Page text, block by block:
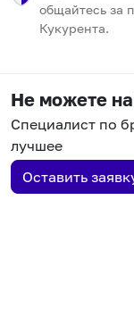
общайтесь за
Кукурента.
Не можете
Специалист по
лучшее
Оставить